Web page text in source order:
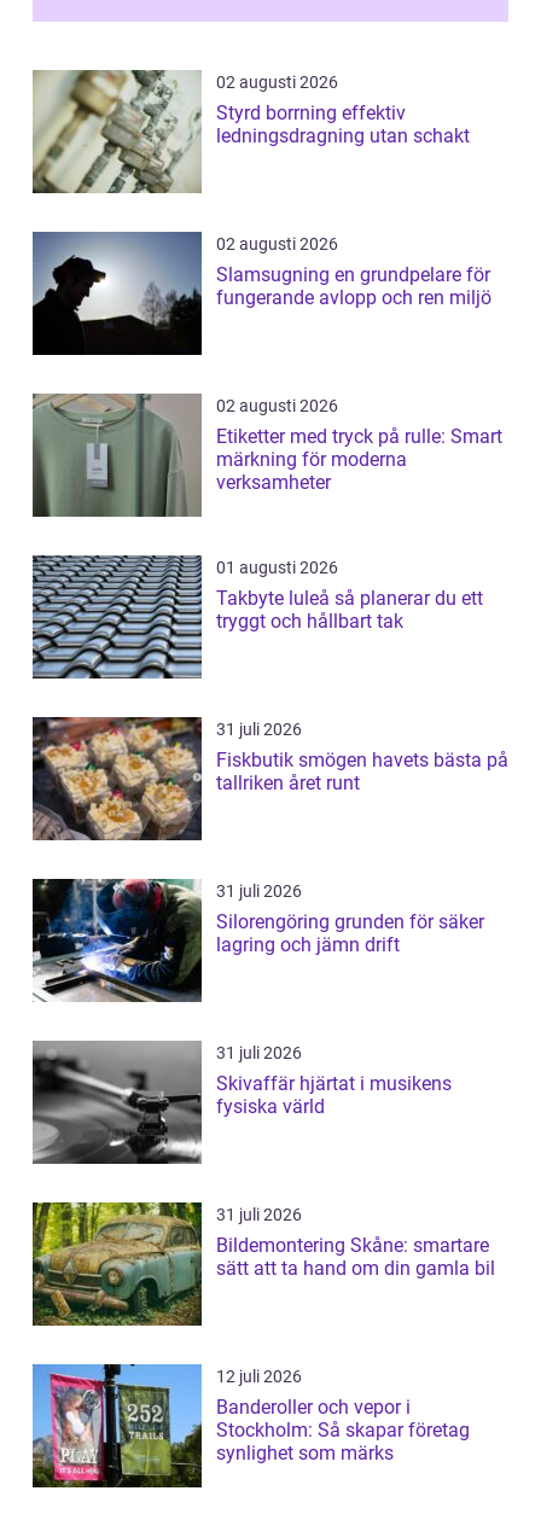
02 augusti 2026
Styrd borrning effektiv
ledningsdragning utan schakt
02 augusti 2026
Slamsugning en grundpelare för
fungerande avlopp och ren miljö
02 augusti 2026
Etiketter med tryck på rulle: Smart
märkning för moderna
verksamheter
01 augusti 2026
Takbyte luleå så planerar du ett
tryggt och hållbart tak
31 juli 2026
Fiskbutik smögen havets bästa på
tallriken året runt
31 juli 2026
Silorengöring grunden för säker
lagring och jämn drift
31 juli 2026
Skivaffär hjärtat i musikens
fysiska värld
31 juli 2026
Bildemontering Skåne: smartare
sätt att ta hand om din gamla bil
12 juli 2026
Banderoller och vepor i
Stockholm: Så skapar företag
synlighet som märks